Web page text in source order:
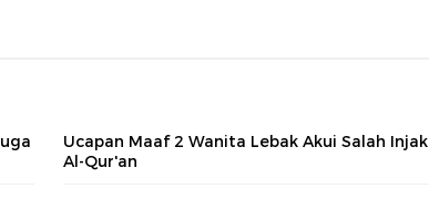
Ucapan Maaf 2 Wanita Lebak Akui Salah Injak
Al-Qur'an